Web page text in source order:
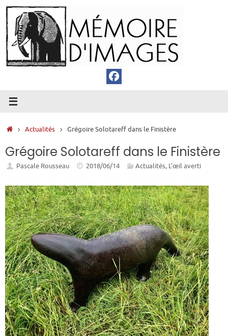
Passer
au
contenu
Accueil
Actualités Grégoire Solotareff dans le Finistère
Grégoire Solotareff dans le Finistère
Pascale Rousseau 2018/06/14 Actualités, L’œil averti